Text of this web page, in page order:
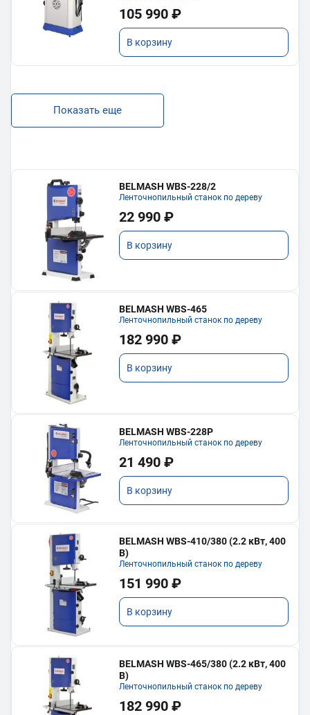
105 990 ₽
В корзину
Показать еще
BELMASH WBS-228/2
Ленточнопильный станок по дереву
22 990 ₽
В корзину
BELMASH WBS-465
Ленточнопильный станок по дереву
182 990 ₽
В корзину
BELMASH WBS-228P
Ленточнопильный станок по дереву
21 490 ₽
В корзину
BELMASH WBS-410/380 (2.2 кВт, 400
В)
Ленточнопильный станок по дереву
151 990 ₽
В корзину
BELMASH WBS-465/380 (2.2 кВт, 400
В)
Ленточнопильный станок по дереву
182 990 ₽